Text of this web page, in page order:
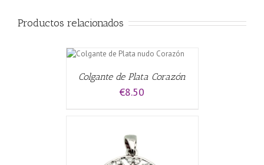
Productos relacionados
Colgante de Plata Corazón
€8.50